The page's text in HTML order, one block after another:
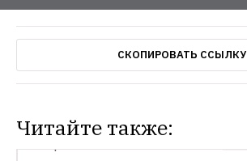
СКОПИРОВАТЬ ССЫЛКУ
Читайте также:
ОБЩЕСТВЕННЫЕ ПРОСТРАНСТВА